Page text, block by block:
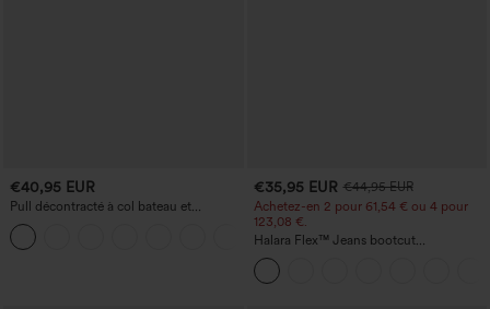
€40,95 EUR
Pull décontracté à col bateau et
manches chauve-souris
+1
€35,95 EUR €44,95 EUR
Achetez-en 2 pour 61,54 € ou 4 pour
123,08 €.
Halara Flex™ Jeans bootcut
décontractés taille haute, effet délavé,
avec poches